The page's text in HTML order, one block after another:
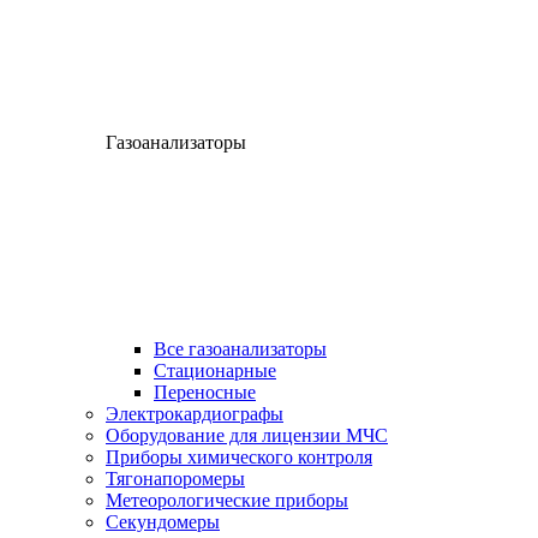
Газоанализаторы
Все газоанализаторы
Cтационарные
Переносные
Электрокардиографы
Оборудование для лицензии МЧС
Приборы химического контроля
Тягонапоромеры
Метеорологические приборы
Секундомеры